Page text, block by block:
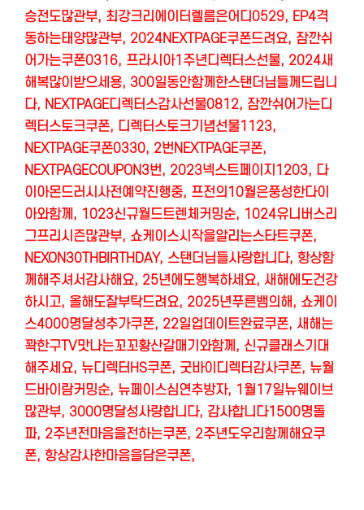
승전도많관부, 최강크리에이터렐름은어디0529, EP4격
동하는태양많관부, 2024NEXTPAGE쿠폰드려요, 잠깐쉬
어가는쿠폰0316, 프라시아1주년디렉터스선물, 2024새
해복많이받으세용, 300일동안함께한스탠더님들께드립니
다, NEXTPAGE디렉터스감사선물0812, 잠깐쉬어가는디
렉터스토크쿠폰, 디렉터스토크기념선물1123,
NEXTPAGE쿠폰0330, 2번NEXTPAGE쿠폰,
NEXTPAGECOUPON3번, 2023넥스트페이지1203, 다
이아몬드러시사전예약진행중, 프전의10월은풍성한다이
아와함께, 1023신규월드트렌체커밍순, 1024유니버스리
그프리시즌많관부, 쇼케이스시작을알리는스타트쿠폰,
NEXON30THBIRTHDAY, 스탠더님들사랑합니다, 항상함
께해주셔서감사해요, 25년에도행복하세요, 새해에도건강
하시고, 올해도잘부탁드려요, 2025년푸른뱀의해, 쇼케이
스4000명달성추가쿠폰, 22일업데이트완료쿠폰, 새해는
꽉한구TV맛나는꼬꼬황산갈매기와함께, 신규클래스기대
해주세요, 뉴디렉터HS쿠폰, 굿바이디렉터감사쿠폰, 뉴월
드바이람커밍순, 뉴페이스심연추방자, 1월17일뉴웨이브
많관부, 3000명달성사랑합니다, 감사합니다1500명돌
파, 2주년전마음을전하는쿠폰, 2주년도우리함께해요쿠
폰, 항상감사한마음을담은쿠폰,